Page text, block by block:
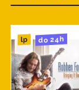
lp do 24h